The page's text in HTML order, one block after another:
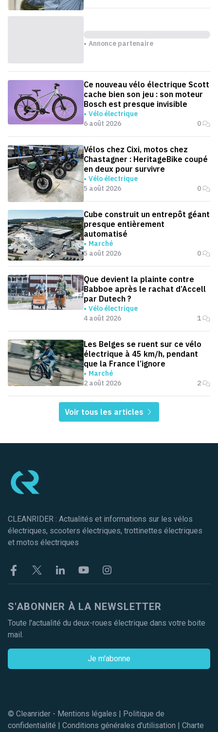
Annonce partenaire
Ce nouveau vélo électrique Scott
cache bien son jeu : son moteur
Bosch est presque invisible
Vélo électrique
6 août 2026
0
Vélos chez Cixi, motos chez
Chastagner : HeritageBike coupé
en deux pour survivre
Vélo électrique
5 août 2026
0
Cube construit un entrepôt géant
presque entièrement
automatisé
Marché
5 août 2026
0
Que devient la plainte contre
Babboe après le rachat d’Accell
par Dutech ?
Vélo électrique
4 août 2026
1
Les Belges se ruent sur ce vélo
électrique à 45 km/h, pendant
que la France l’ignore
Marché
2 août 2026
2
Voir tous les articles
CLEANRIDER : Actualités et informations sur les vélos
électriques, scooters électriques, trottinettes électriques
et motos électriques
FacebookTwitter LinkekinYoutubeInstagram
S'ABONNER À LA NEWSLETTER
Toute l'actualité du deux-roues électrique dans votre boite
mail.
Je m'abonne
© Cleanrider - Mentions légales | Politique de
confidentialité | Conditions générales d'utilisation | Charte